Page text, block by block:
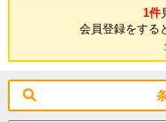
1件
会員登録をする